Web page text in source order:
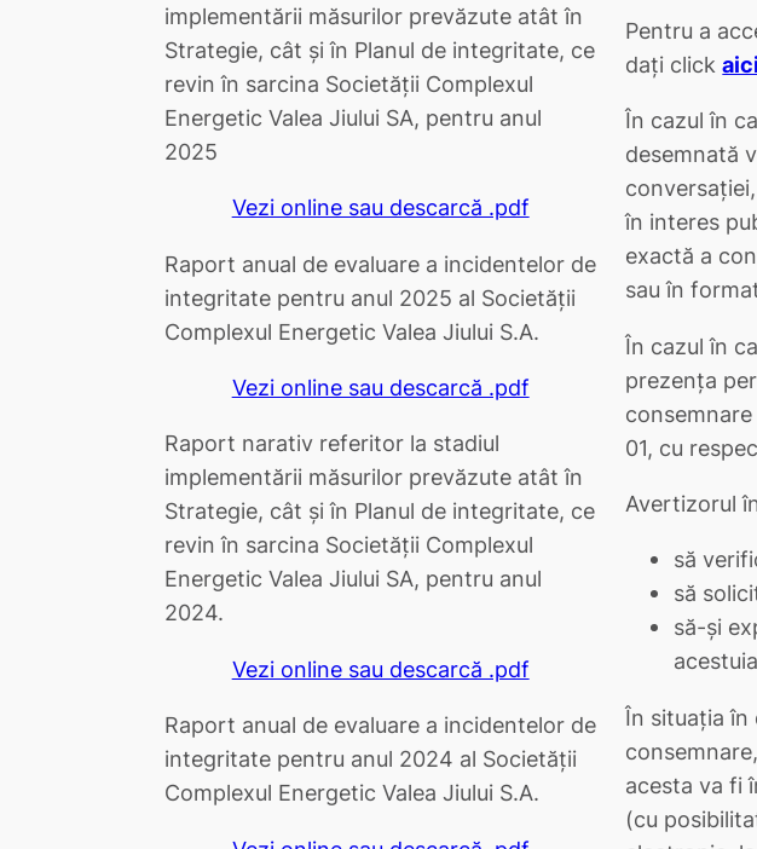
implementării măsurilor prevăzute atât în
Strategie, cât și în Planul de integritate, ce
revin în sarcina Societății Complexul
Energetic Valea Jiului SA, pentru anul
2025
Vezi online sau descarcă .pdf
Raport anual de evaluare a incidentelor de
integritate pentru anul 2025 al Societăţii
Complexul Energetic Valea Jiului S.A.
Vezi online sau descarcă .pdf
Raport narativ referitor la stadiul
implementării măsurilor prevăzute atât în
Strategie, cât și în Planul de integritate, ce
revin în sarcina Societății Complexul
Energetic Valea Jiului SA, pentru anul
2024.
Vezi online sau descarcă .pdf
Raport anual de evaluare a incidentelor de
integritate pentru anul 2024 al Societăţii
Complexul Energetic Valea Jiului S.A.
Pentru a
dați clickaici
În cazul în
desemnată
în interes
exactă a
sau în
În cazul în
prezența
01, cu
Avertizorul
să
să
să-și
În situația în
acesta va fi
(cu